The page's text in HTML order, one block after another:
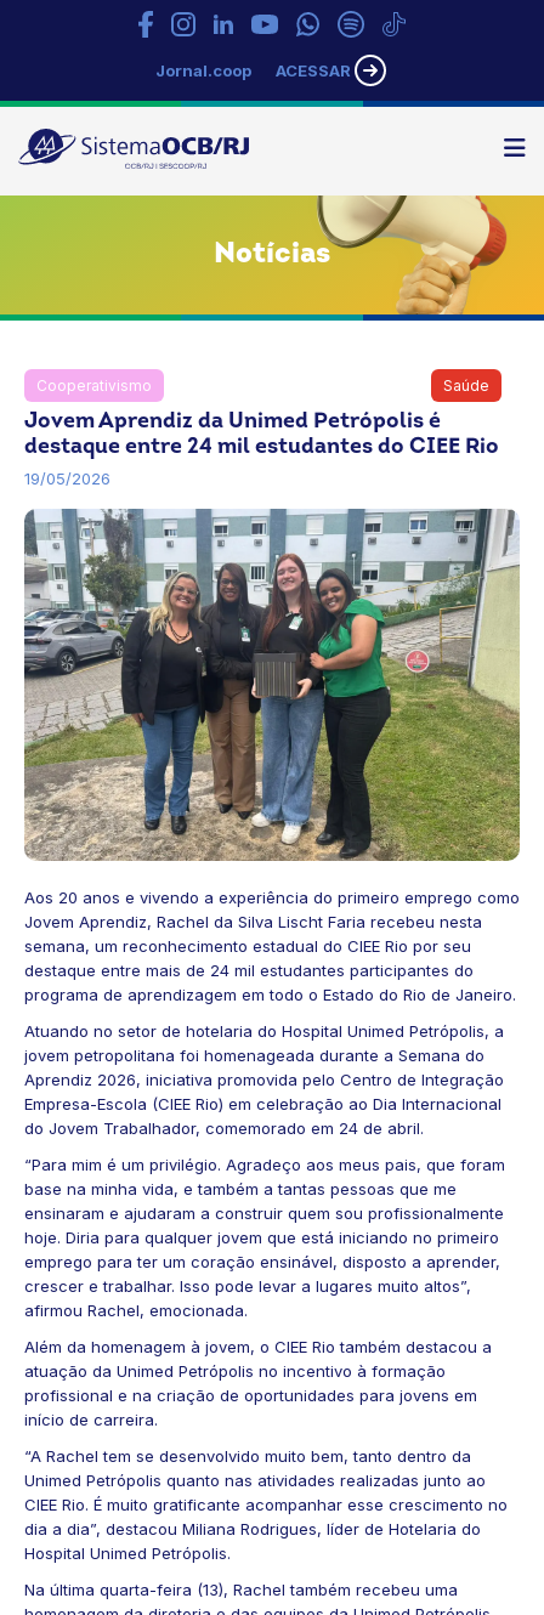
Jornal.coop ACESSAR
Sistema
OCB/RJ
Notícias
Cooperativismo Saúde
Jovem Aprendiz da Unimed Petrópolis é
destaque entre 24 mil estudantes do CIEE Rio
19/05/2026
Aos 20 anos e vivendo a experiência do primeiro emprego como
Jovem Aprendiz, Rachel da Silva Lischt Faria recebeu nesta
semana, um reconhecimento estadual do CIEE Rio por seu
destaque entre mais de 24 mil estudantes participantes do
programa de aprendizagem em todo o Estado do Rio de Janeiro.
Atuando no setor de hotelaria do Hospital Unimed Petrópolis, a
jovem petropolitana foi homenageada durante a Semana do
Aprendiz 2026, iniciativa promovida pelo Centro de Integração
Empresa-Escola (CIEE Rio) em celebração ao Dia Internacional
do Jovem Trabalhador, comemorado em 24 de abril.
“Para mim é um privilégio. Agradeço aos meus pais, que foram
base na minha vida, e também a tantas pessoas que me
ensinaram e ajudaram a construir quem sou profissionalmente
hoje. Diria para qualquer jovem que está iniciando no primeiro
emprego para ter um coração ensinável, disposto a aprender,
crescer e trabalhar. Isso pode levar a lugares muito altos”,
afirmou Rachel, emocionada.
Além da homenagem à jovem, o CIEE Rio também destacou a
atuação da Unimed Petrópolis no incentivo à formação
profissional e na criação de oportunidades para jovens em
início de carreira.
“A Rachel tem se desenvolvido muito bem, tanto dentro da
Unimed Petrópolis quanto nas atividades realizadas junto ao
CIEE Rio. É muito gratificante acompanhar esse crescimento no
dia a dia”, destacou Miliana Rodrigues, líder de Hotelaria do
Hospital Unimed Petrópolis.
Na última quarta-feira (13), Rachel também recebeu uma